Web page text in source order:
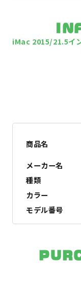
iMac 2015/21.5イ
商品名
メーカー名
種類
カラー
モデル番号